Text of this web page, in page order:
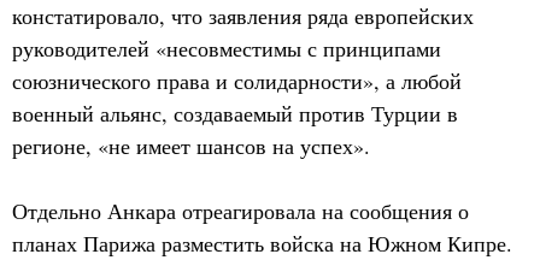
констатировало, что заявления ряда европейских
руководителей «несовместимы с принципами
союзнического права и солидарности», а любой
военный альянс, создаваемый против Турции в
регионе, «не имеет шансов на успех».
Отдельно Анкара отреагировала на сообщения о
планах Парижа разместить войска на Южном Кипре.